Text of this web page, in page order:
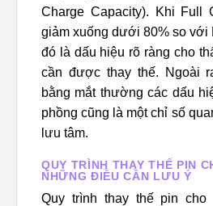
Charge Capacity). Khi Full
giảm xuống dưới 80% so với
đó là dấu hiệu rõ ràng cho
cần được thay thế. Ngoài
bằng mắt thường các dấu
phồng cũng là một chỉ số
lưu tâm.
QUY TRÌNH THAY THẾ PIN
NHỮNG ĐIỀU CẦN LƯU Ý
Quy trình thay thế pin cho